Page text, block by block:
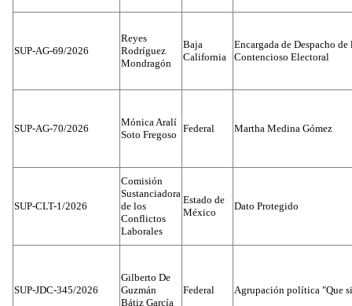
SUP-AG-69/2026
Reyes
Rodríguez
Mondragón
Baja
California
Encargada de Despacho
Contencioso Electoral
SUP-AG-70/2026
Mónica Aralí
Soto Fregoso
Federal Martha Medina Gómez
SUP-CLT-1/2026
Comisión
Sustanciadora
de los
Conflictos
Laborales
Estado de
México
Dato Protegido
SUP-JDC-345/2026
Gilberto De
Guzmán
Bátiz García
Federal Agrupación política "Que